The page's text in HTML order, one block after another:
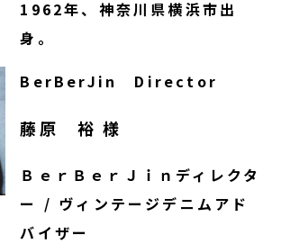
1962年、神奈川県横浜市出
身。
BerBerJin Director
藤原 裕 様
ＢｅｒＢｅｒＪｉｎディレクタ
ー / ヴィンテージデニムアド
バイザー